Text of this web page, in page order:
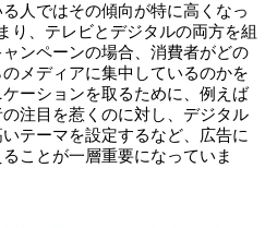
人ではその傾向が特に高くなっ
り、テレビとデジタルの両方を組
ンペーンの場合、消費者がどの
メディアに集中しているのかを
ーションを取るために、例えば
注目を惹くのに対し、デジタル
テーマを設定するなど、広告に
ことが一層重要になっていま